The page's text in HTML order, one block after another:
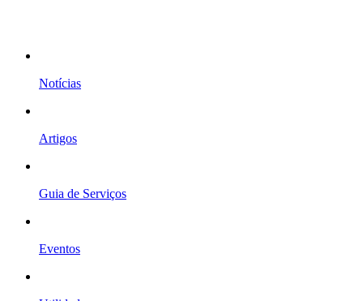
Notícias
Artigos
Guia de Serviços
Eventos